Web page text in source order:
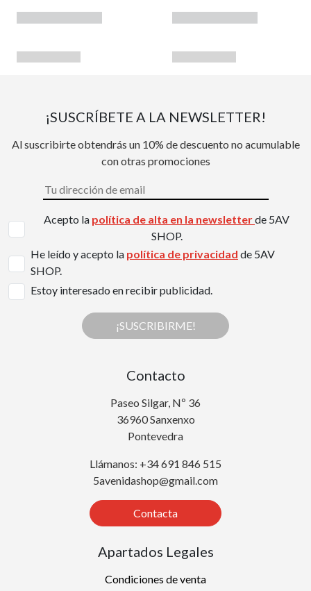
¡SUSCRÍBETE A LA NEWSLETTER!
Al suscribirte obtendrás un 10% de descuento no acumulable
con otras promociones
Acepto la política de alta en la newsletterde 5AV
SHOP.
He leído y acepto la política de privacidad de 5AV
SHOP.
Estoy interesado en recibir publicidad.
¡SUSCRIBIRME!
Contacto
Paseo Silgar, Nº 36
36960 Sanxenxo
Pontevedra
Llámanos: +34 691 846 515
5avenidashop@gmail.com
Contacta
Apartados Legales
Condiciones de venta